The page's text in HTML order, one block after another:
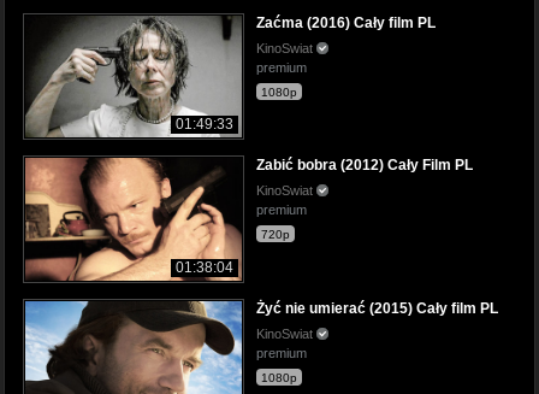
01:49:33
Zaćma (2016) Cały film PL
KinoSwiat
premium
1080p
01:38:04
Zabić bobra (2012) Cały Film PL
KinoSwiat
premium
720p
Żyć nie umierać (2015) Cały film PL
KinoSwiat
premium
1080p